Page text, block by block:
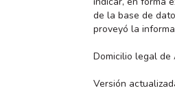
de la base de
proveyó la
Domicilio legal de
Versión